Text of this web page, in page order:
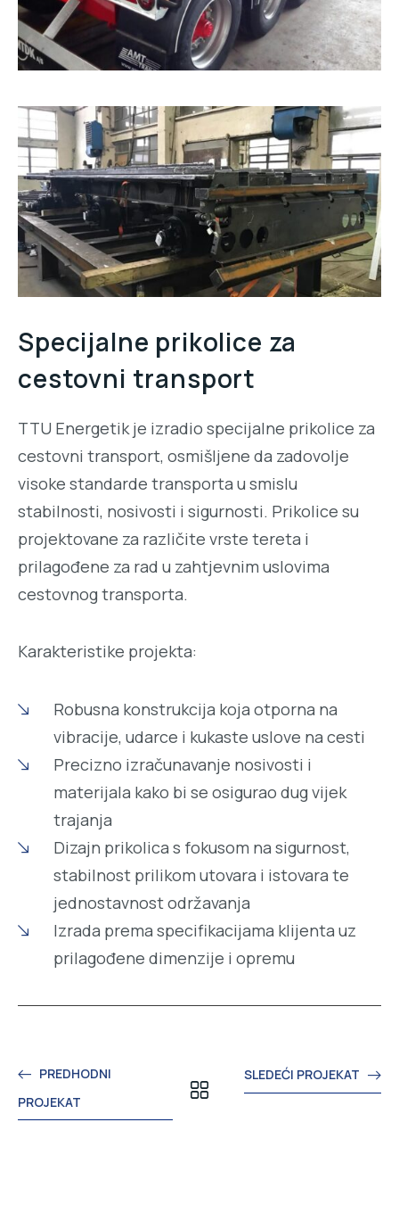
Specijalne prikolice za
cestovni transport
TTU Energetik je izradio specijalne prikolice za
cestovni transport, osmišljene da zadovolje
visoke standarde transporta u smislu
stabilnosti, nosivosti i sigurnosti. Prikolice su
projektovane za različite vrste tereta i
prilagođene za rad u zahtjevnim uslovima
cestovnog transporta.
Karakteristike projekta:
Robusna konstrukcija koja otporna na
vibracije, udarce i kukaste uslove na cesti
Precizno izračunavanje nosivosti i
materijala kako bi se osigurao dug vijek
trajanja
Dizajn prikolica s fokusom na sigurnost,
stabilnost prilikom utovara i istovara te
jednostavnost održavanja
Izrada prema specifikacijama klijenta uz
prilagođene dimenzije i opremu
PREDHODNI
PROJEKAT
SLEDEĆI PROJEKAT